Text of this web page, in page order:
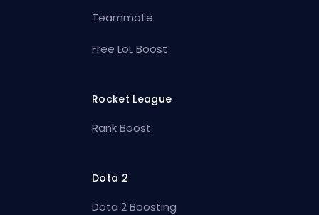
Teammate
Free LoL Boost
Rocket League
Rank Boost
Dota 2
Dota 2 Boosting